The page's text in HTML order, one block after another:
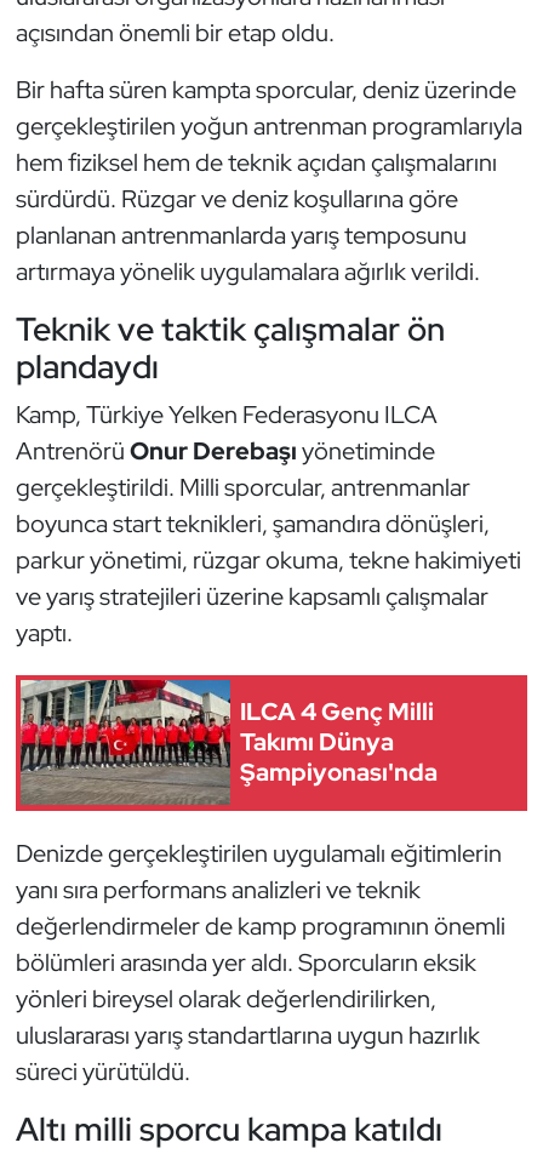
açısından önemli bir etap oldu.
Bir hafta süren kampta sporcular, deniz üzerinde
gerçekleştirilen yoğun antrenman programlarıyla
hem fiziksel hem de teknik açıdan çalışmalarını
sürdürdü. Rüzgar ve deniz koşullarına göre
planlanan antrenmanlarda yarış temposunu
artırmaya yönelik uygulamalara ağırlık verildi.
Teknik ve taktik çalışmalar ön
plandaydı
Kamp, Türkiye Yelken Federasyonu ILCA
AntrenörüOnur Derebaşıyönetiminde
gerçekleştirildi. Milli sporcular, antrenmanlar
boyunca start teknikleri, şamandıra dönüşleri,
parkur yönetimi, rüzgar okuma, tekne hakimiyeti
ve yarış stratejileri üzerine kapsamlı çalışmalar
yaptı.
ILCA 4 Genç Milli
Takımı Dünya
Şampiyonası'nda
Denizde gerçekleştirilen uygulamalı eğitimlerin
yanı sıra performans analizleri ve teknik
değerlendirmeler de kamp programının önemli
bölümleri arasında yer aldı. Sporcuların eksik
yönleri bireysel olarak değerlendirilirken,
uluslararası yarış standartlarına uygun hazırlık
süreci yürütüldü.
Altı milli sporcu kampa katıldı
Güreş
Halter
Hava Sporları
İşitme Engelli Sporcular
Judo ve Kuraş
Kano ve Rafting
Karate
Kayak
Kempo
Kick Boks
Kürek
Masa Tenisi
Modern Pentatlon
Motor Sporları
Muay Thai